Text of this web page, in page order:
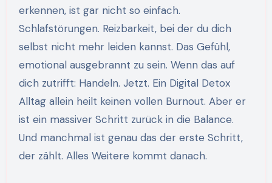
erkennen, ist gar nicht so einfach.
Schlafstörungen. Reizbarkeit, bei der du dich
selbst nicht mehr leiden kannst. Das Gefühl,
emotional ausgebrannt zu sein. Wenn das auf
dich zutrifft: Handeln. Jetzt. Ein Digital Detox
Alltag allein heilt keinen vollen Burnout. Aber er
ist ein massiver Schritt zurück in die Balance.
Und manchmal ist genau das der erste Schritt,
der zählt. Alles Weitere kommt danach.